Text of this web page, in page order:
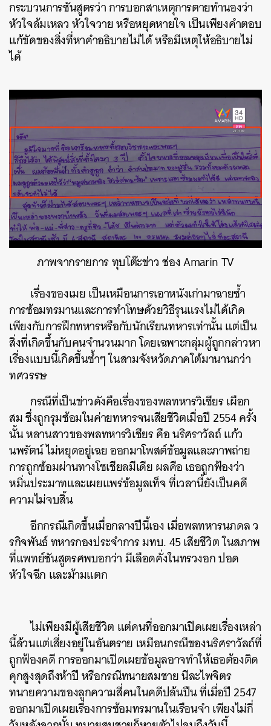
กระบวนการชันสูตรว่า การบอกสาเหตุการตายทำนองว่า
หัวใจล้มเหลว หัวใจวาย หรือหยุดหายใจ เป็นเพียงคำตอบ
แก้ขัดของสิ่งที่หาคำอธิบายไม่ได้ หรือมีเหตุให้อธิบายไม่
ได้
ภาพจากรายการ ทุบโต๊ะข่าว ช่อง Amarin TV
เรื่องของเมย เป็นเหมือนการเอาหนังเก่ามาฉายซ้ำ
การซ้อมทรมานและการทำโทษด้วยวิธีรุนแรงไม่ได้เกิด
เพียงกับการฝึกทหารหรือกับนักเรียนทหารเท่านั้น แต่เป็น
สิ่งที่เกิดขึ้นกับคนจำนวนมาก โดยเฉพาะกลุ่มผู้ถูกกล่าวหา
เรื่องแบบนี้เกิดขึ้นซ้ำๆ ในสามจังหวัดภาคใต้มานานกว่า
ทศวรรษ
กรณีที่เป็นข่าวดังคือเรื่องของพลทหารวิเชียร เผือก
สม ซึ่งถูกรุมซ้อมในค่ายทหารจนเสียชีวิตเมื่อปี 2554 ครั้ง
นั้น หลานสาวของพลทหารวิเชียร คือ นริศราวัลถ์ แก้ว
นพรัตน์ ไม่หยุดอยู่เฉย ออกมาโพสต์ข้อมูลและภาพถ่าย
การถูกซ้อมผ่านทางโซเชียลมีเดีย ผลคือ เธอถูกฟ้องว่า
หมิ่นประมาทและเผยแพร่ข้อมูลเท็จ ที่เวลานี้ยังเป็นคดี
ความไม่จบสิ้น
อีกกรณีเกิดขึ้นเมื่อกลางปีนี้เอง เมื่อพลทหารนภดล ว
รกิจพันธ์ ทหารกองประจำการ มทบ. 45 เสียชีวิต ในสภาพ
ที่แพทย์ชันสูตรศพบอกว่า มีเลือดคั่งในทรวงอก ปอด
หัวใจฉีก และม้ามแตก
ไม่เพียงมีผู้เสียชีวิต แต่คนที่ออกมาเปิดเผยเรื่องเหล่า
นี้ล้วนแต่เสี่ยงอยู่ในอันตราย เหมือนกรณีของนริศราวัลถ์ที่
ถูกฟ้องคดี การออกมาเปิดเผยข้อมูลอาจทำให้เธอต้องติด
คุกสูงสุดถึงห้าปี หรือกรณีทนายสมชาย นีละไพจิตร
ทนายความของลูกความสี่คนในคดีปล้นปืน ที่เมื่อปี 2547
ออกมาเปิดเผยเรื่องการซ้อมทรมานในเรือนจำ เพียงไม่กี่
ค้นหา
SHARE TWEET LINE EMAIL